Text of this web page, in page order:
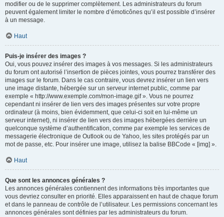
modifier ou de le supprimer complètement. Les administrateurs du forum
peuvent également limiter le nombre d’émoticônes qu’il est possible d’insérer
à un message.
Haut
Puis-je insérer des images ?
Oui, vous pouvez insérer des images à vos messages. Si les administrateurs
du forum ont autorisé l’insertion de pièces jointes, vous pourrez transférer des
images sur le forum. Dans le cas contraire, vous devrez insérer un lien vers
une image distante, hébergée sur un serveur internet public, comme par
exemple « http://www.exemple.com/mon-image.gif ». Vous ne pourrez
cependant ni insérer de lien vers des images présentes sur votre propre
ordinateur (à moins, bien évidemment, que celui-ci soit en lui-même un
serveur internet), ni insérer de lien vers des images hébergées derrière un
quelconque système d’authentification, comme par exemple les services de
messagerie électronique de Outlook ou de Yahoo, les sites protégés par un
mot de passe, etc. Pour insérer une image, utilisez la balise BBCode « [img] ».
Haut
Que sont les annonces générales ?
Les annonces générales contiennent des informations très importantes que
vous devriez consulter en priorité. Elles apparaissent en haut de chaque forum
et dans le panneau de contrôle de l’utilisateur. Les permissions concernant les
annonces générales sont définies par les administrateurs du forum.